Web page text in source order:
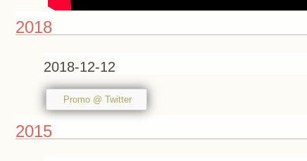
2018
2018-12-12
Promo @ Twitter
2015